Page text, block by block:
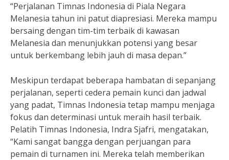
“Perjalanan Timnas Indonesia di Piala Negara
Melanesia tahun ini patut diapresiasi. Mereka mampu
bersaing dengan tim-tim terbaik di kawasan
Melanesia dan menunjukkan potensi yang besar
untuk berkembang lebih jauh di masa depan.”
Meskipun terdapat beberapa hambatan di sepanjang
perjalanan, seperti cedera pemain kunci dan jadwal
yang padat, Timnas Indonesia tetap mampu menjaga
fokus dan determinasi untuk meraih hasil terbaik.
Pelatih Timnas Indonesia, Indra Sjafri, mengatakan,
“Kami sangat bangga dengan perjuangan para
pemain di turnamen ini. Mereka telah memberikan